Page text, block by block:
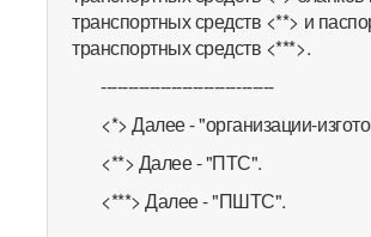
транспортных средств <**> и
транспортных средств <***>.
--------------------------------
<*> Далее - "организации-
<**> Далее - "ПТС".
<***> Далее - "ПШТС".